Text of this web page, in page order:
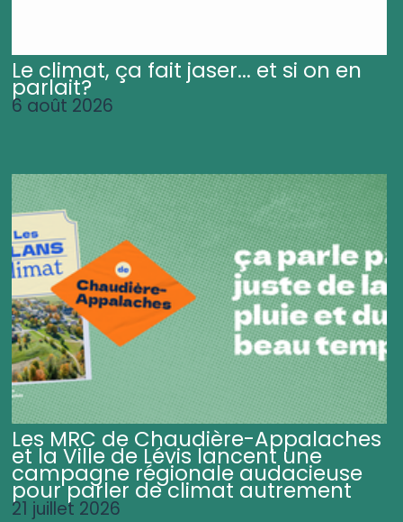
Le climat, ça fait jaser... et si on en
parlait?
6 août 2026
Les MRC de Chaudière-Appalaches
et la Ville de Lévis lancent une
campagne régionale audacieuse
pour parler de climat autrement
21 juillet 2026